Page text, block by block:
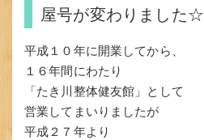
屋号が変わりました☆
平成１０年に開業してから、
１６年間にわたり
「たき川整体健友館」として
営業してまいりましたが
平成２７年より